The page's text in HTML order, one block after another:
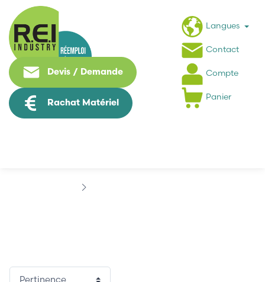
Devis / Demande
Rachat Matériel
Langues
Contact
Compte
Panier